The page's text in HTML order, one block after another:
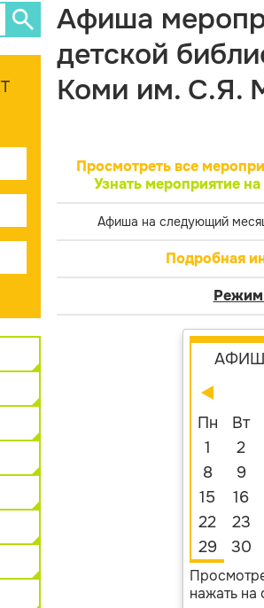
Афиша
детской
Коми им. С.Я.
Просмотреть все
Узнать мероприятие
Афиша на следующий
Подробная
Режим
Пн Вт
1
2
8
9
15
16
22
23
29
30
нажать на